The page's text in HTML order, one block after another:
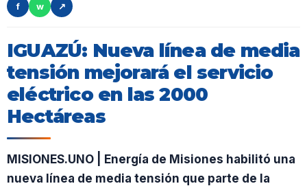
f
w ↗
IGUAZÚ: Nueva línea de media
tensión mejorará el servicio
eléctrico en las 2000
Hectáreas
MISIONES.UNO | Energía de Misiones habilitó una
nueva línea de media tensión que parte de la